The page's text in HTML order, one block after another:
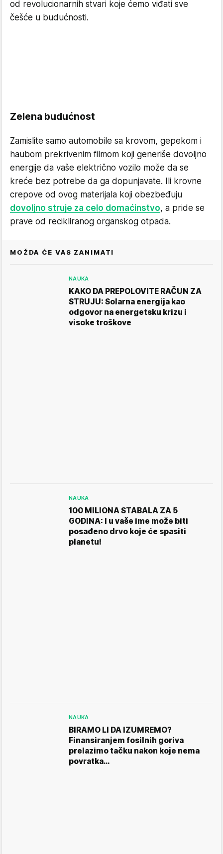
od revolucionarnih stvari koje ćemo viđati sve
češće u budućnosti.
Zelena budućnost
Zamislite samo automobile sa krovom, gepekom i
haubom prekrivenim filmom koji generiše dovoljno
energije da vaše električno vozilo može da se
kreće bez potrebe da ga dopunjavate. Ili krovne
crepove od ovog materijala koji obezbeđuju
dovoljno struje za celo domaćinstvo, a pride se
prave od recikliranog organskog otpada.
MOŽDA ĆE VAS ZANIMATI
NAUKA
KAKO DA PREPOLOVITE RAČUN ZA
STRUJU: Solarna energija kao
odgovor na energetsku krizu i
visoke troškove
NAUKA
100 MILIONA STABALA ZA 5
GODINA: I u vaše ime može biti
posađeno drvo koje će spasiti
planetu!
NAUKA
BIRAMO LI DA IZUMREMO?
Finansiranjem fosilnih goriva
prelazimo tačku nakon koje nema
povratka…